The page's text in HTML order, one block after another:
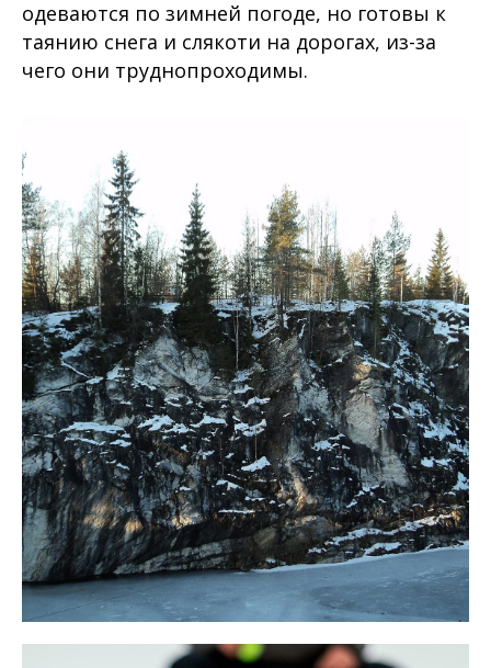
одеваются по зимней погоде, но готовы к
таянию снега и слякоти на дорогах, из-за
чего они труднопроходимы.